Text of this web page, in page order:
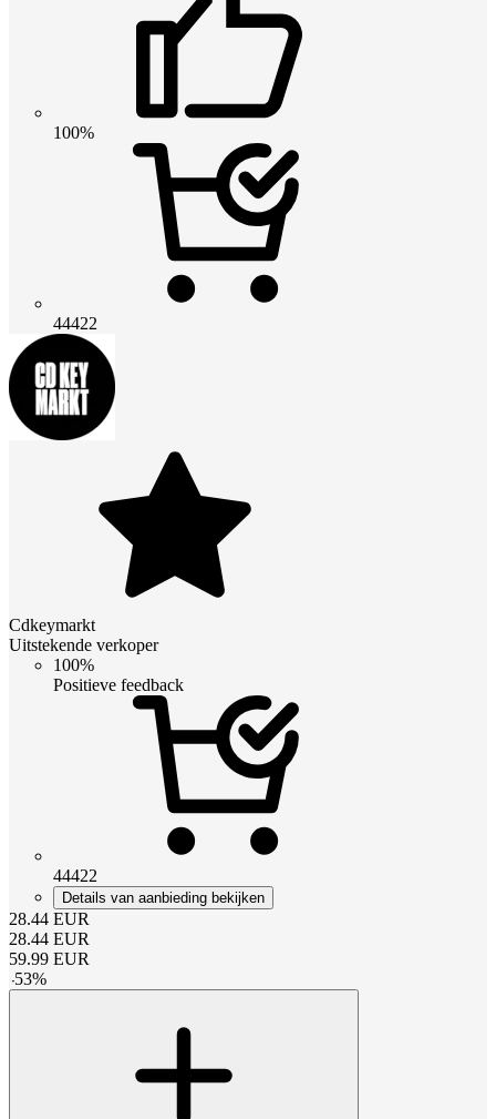
100%
44422
Cdkeymarkt
Uitstekende verkoper
100%
Positieve feedback
44422
Details van aanbieding bekijken
28.44 EUR
28.44 EUR
59.99 EUR
-53%